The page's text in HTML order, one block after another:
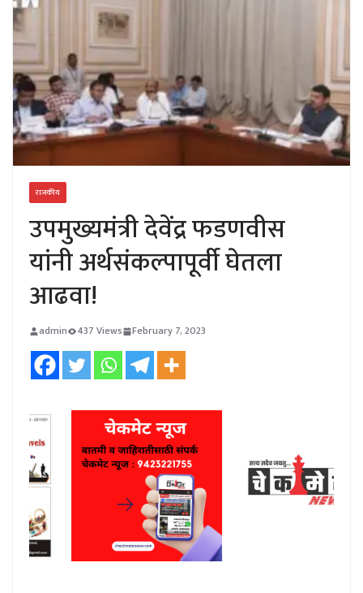
राजकीय
उपमुख्यमंत्री देवेंद्र फडणवीस
यांनी अर्थसंकल्पापूर्वी घेतला
आढवा!
admin 437 Views February 7, 2023